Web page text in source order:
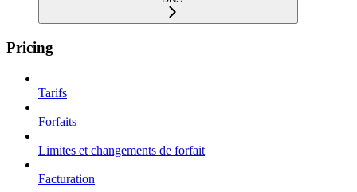
Pricing
Tarifs
Forfaits
Limites et changements de forfait
Facturation